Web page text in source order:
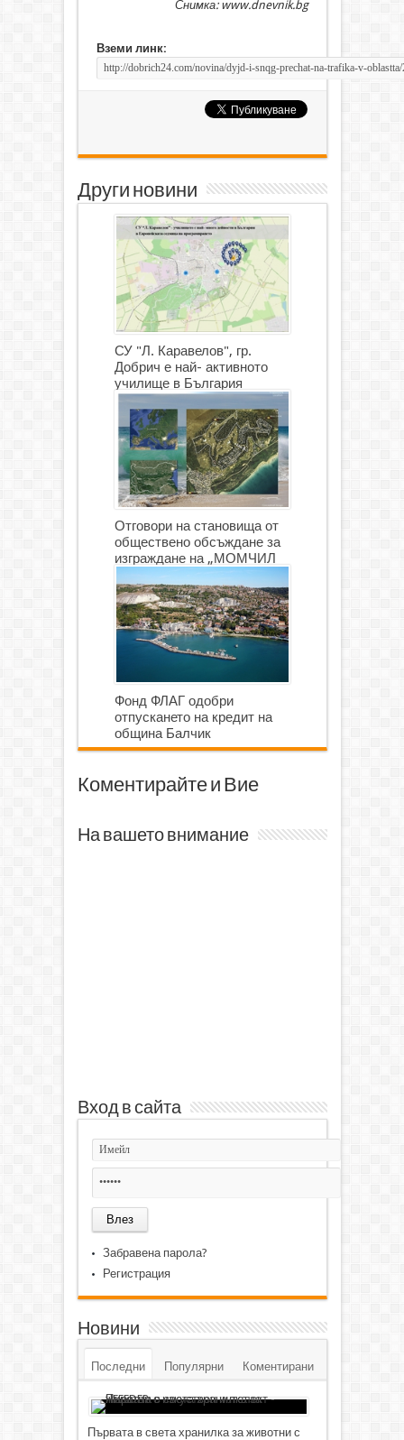
Снимка: www.dnevnik.bg
Вземи линк:
Други новини
СУ "Л. Каравелов", гр.
Добрич е най- активното
училище в България
Отговори на становища от
обществено обсъждане за
изграждане на „МОМЧИЛ
ГОЛФ И ГОЛФ ИГРИЩЕ”
Фонд ФЛАГ одобри
отпускането на кредит на
община Балчик
Коментирайте и Вие
На вашето внимание
Вход в сайта
Забравена парола?
Регистрация
Новини
Последни Популярни Коментирани
Първата в света хранилка за животни с